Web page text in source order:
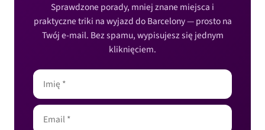
Sprawdzone porady, mniej znane miejsca i
praktyczne triki na wyjazd do Barcelony — prosto na
Twój e-mail. Bez spamu, wypisujesz się jednym
kliknięciem.